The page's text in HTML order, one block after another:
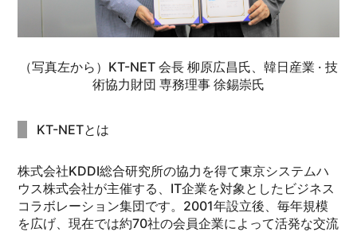
（写真左から）KT-NET 会長 柳原広昌氏、韓日産業 · 技
術協力財団 専務理事 徐錫崇氏
KT-NETとは
株式会社KDDI総合研究所の協力を得て東京システムハ
ウス株式会社が主催する、IT企業を対象としたビジネス
コラボレーション集団です。2001年設立後、毎年規模
を広げ、現在では約70社の会員企業によって活発な交流